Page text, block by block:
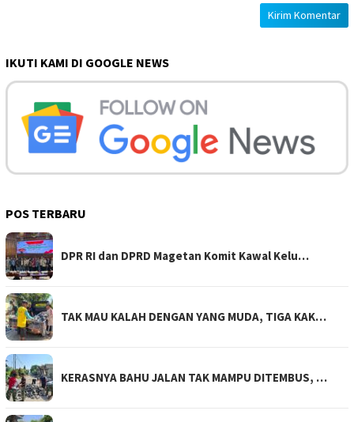
IKUTI KAMI DI GOOGLE NEWS
POS TERBARU
DPR RI dan DPRD Magetan Komit Kawal Kelu…
TAK MAU KALAH DENGAN YANG MUDA, TIGA KAK…
KERASNYA BAHU JALAN TAK MAMPU DITEMBUS, …